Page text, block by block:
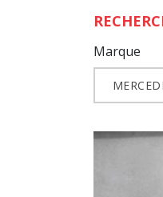
Marque